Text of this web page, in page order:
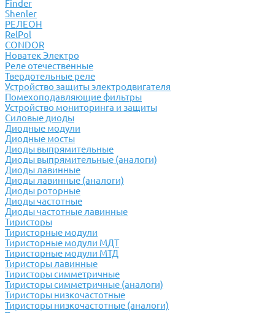
Finder
Shenler
РЕЛЕОН
RelPol
CONDOR
Новатек Электро
Реле отечественные
Твердотельные реле
Устройство защиты электродвигателя
Помехоподавляющие фильтры
Устройство мониторинга и защиты
Силовые диоды
Диодные модули
Диодные мосты
Диоды выпрямительные
Диоды выпрямительные (аналоги)
Диоды лавинные
Диоды лавинные (аналоги)
Диоды роторные
Диоды частотные
Диоды частотные лавинные
Тиристоры
Тиристорные модули
Тиристорные модули МДТ
Тиристорные модули МТД
Тиристоры лавинные
Тиристоры симметричные
Тиристоры симметричные (аналоги)
Тиристоры низкочастотные
Тиристоры низкочастотные (аналоги)